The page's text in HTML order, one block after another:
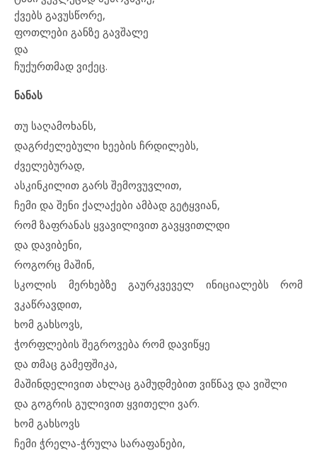
ქვებს გავუსწორე,
ფოთლები განზე გავშალე
და
ჩუქურთმად ვიქეც.
ნანას
თუ საღამოხანს,
დაგრძელებული ხეების ჩრდილებს,
ძველებურად,
ასკინკილით გარს შემოვუვლით,
ჩემი და შენი ქალაქები ამბად გეტყვიან,
რომ ზაფრანას ყვავილივით გავყვითლდი
და დავიბენი,
როგორც მაშინ,
სკოლის მერხებზე გაურკვეველ ინიციალებს რომ
ვკაწრავდით,
ხომ გახსოვს,
ჭორფლების შეგროვება რომ დავიწყე
და თმაც გამეფშიკა,
მაშინდელივით ახლაც გამუდმებით ვიწნავ და ვიშლი
და გოგრის გულივით ყვითელი ვარ.
ხომ გახსოვს
ჩემი ჭრელა-ჭრულა სარაფანები,